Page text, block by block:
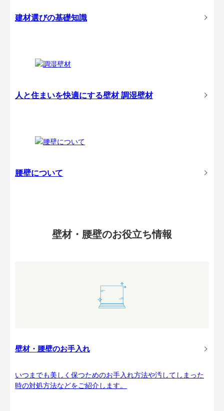
建材選びの基礎知識
人と住まいを快適にする壁材 調湿壁材
腰壁について
壁材・腰壁のお役立ち情報
壁材・腰壁のお手入れ
いつまでも美しく保つためのお手入れ方法や汚してしまった
時の対処方法などをご紹介します。